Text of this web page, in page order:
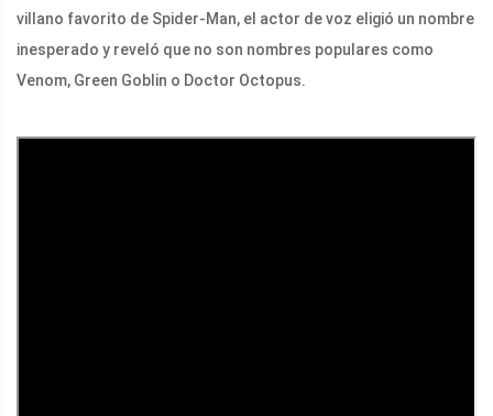
villano favorito de Spider-Man, el actor de voz eligió un nombre
inesperado y reveló que no son nombres populares como
Venom, Green Goblin o Doctor Octopus.